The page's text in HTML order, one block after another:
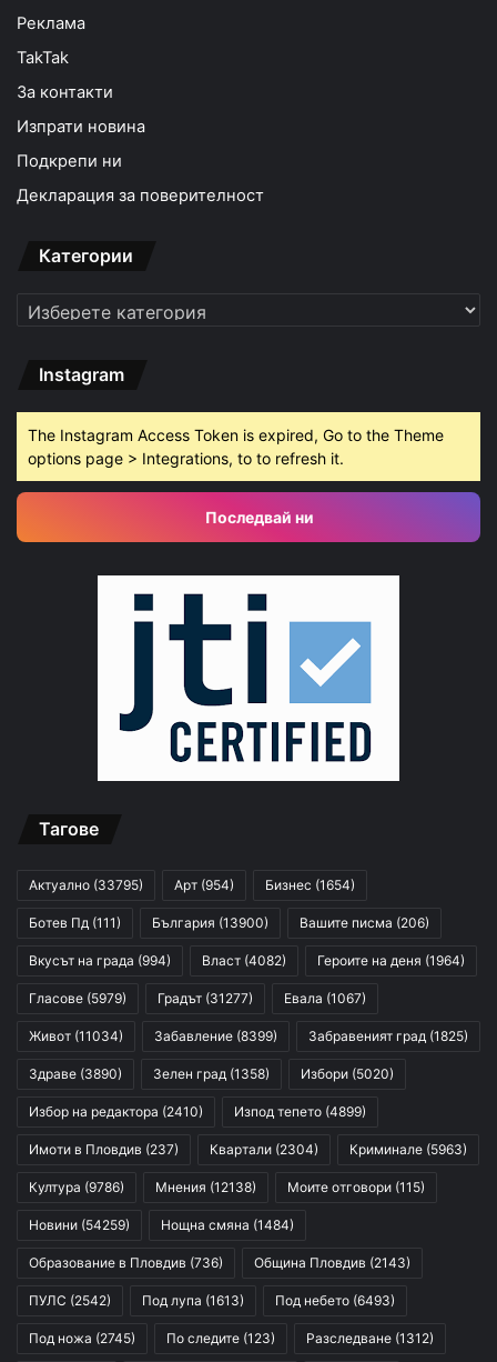
Реклама
TakTak
За контакти
Изпрати новина
Подкрепи ни
Декларация за поверителност
Категории
Категории
Instagram
The Instagram Access Token is expired, Go to the Theme
options page > Integrations, to to refresh it.
Последвай ни
Тагове
Актуално (33795) Арт (954) Бизнес (1654)
Ботев Пд (111) България (13900) Вашите писма (206)
Вкусът на града (994) Власт (4082) Героите на деня (1964)
Гласове (5979) Градът (31277) Евала (1067)
Живот (11034) Забавление (8399) Забравеният град (1825)
Здраве (3890) Зелен град (1358) Избори (5020)
Избор на редактора (2410) Изпод тепето (4899)
Имоти в Пловдив (237) Квартали (2304) Криминале (5963)
Култура (9786) Мнения (12138) Моите отговори (115)
Новини (54259) Нощна смяна (1484)
Образование в Пловдив (736) Община Пловдив (2143)
ПУЛС (2542) Под лупа (1613) Под небето (6493)
Под ножа (2745) По следите (123) Разследване (1312)